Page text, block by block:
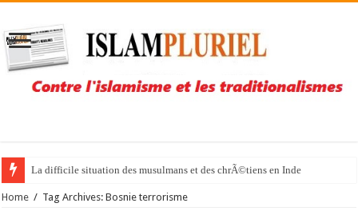
La difficile situation des musulmans et des chrÃ©tiens en Inde
Home / Tag Archives: Bosnie terrorisme